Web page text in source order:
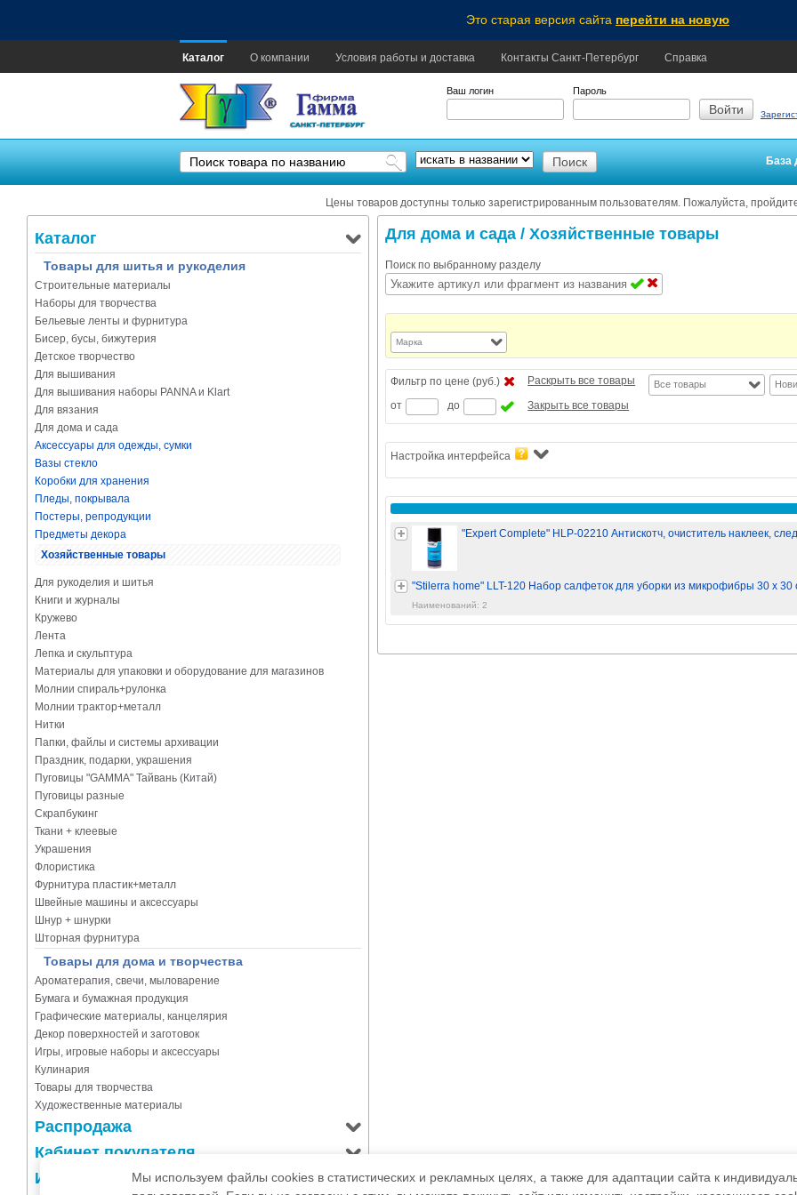
Это старая версия сайта перейти на новую
Каталог О компании Условия работы и доставка Контакты Санкт-Петербург Справка
Ваш логин Пароль
База
Цены товаров доступны только зарегистрированным пользователям. Пожалуйста,
Каталог
Товары для шитья и рукоделия
Строительные материалы
Наборы для творчества
Бельевые ленты и фурнитура
Бисер, бусы, бижутерия
Детское творчество
Для вышивания
Для вышивания наборы PANNA и Klart
Для вязания
Для дома и сада
Аксессуары для одежды, сумки
Вазы стекло
Коробки для хранения
Пледы, покрывала
Постеры, репродукции
Предметы декора
Хозяйственные товары
Для рукоделия и шитья
Книги и журналы
Кружево
Лента
Лепка и скульптура
Материалы для упаковки и оборудование для магазинов
Молнии спираль+рулонка
Молнии трактор+металл
Нитки
Папки, файлы и системы архивации
Праздник, подарки, украшения
Пуговицы "GAMMA" Тайвань (Китай)
Пуговицы разные
Скрапбукинг
Ткани + клеевые
Украшения
Флористика
Фурнитура пластик+металл
Швейные машины и аксессуары
Шнур + шнурки
Шторная фурнитура
Товары для дома и творчества
Ароматерапия, свечи, мыловарение
Бумага и бумажная продукция
Графические материалы, канцелярия
Декор поверхностей и заготовок
Игры, игровые наборы и аксессуары
Кулинария
Товары для творчества
Художественные материалы
Распродажа
Кабинет покупателя
Информация
Для дома и сада / Хозяйственные товары
Поиск по выбранному разделу
Марка
Фильтр по цене (руб.)
от
до
Раскрыть все товары
Закрыть все товары
Все товары
Настройка интерфейса
"Expert Complete" HLP-02210 Антискотч, очиститель наклеек,
"Stilerra home" LLT-120 Набор салфеток для уборки из микрофибры 30 x 30
Наименований: 2
Мы используем файлы cookies в статистических и рекламных целях, а также для адаптации сайта к